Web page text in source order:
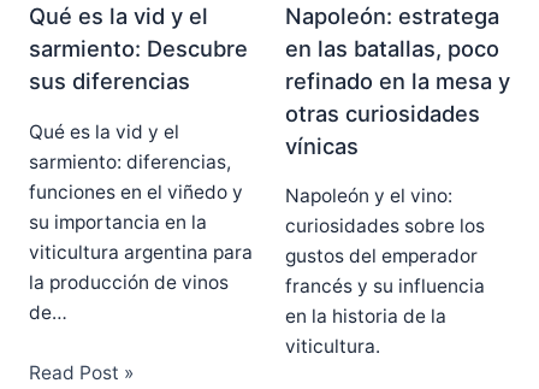
Qué es la vid y el
sarmiento: Descubre
sus diferencias
Qué es la vid y el
sarmiento: diferencias,
funciones en el viñedo y
su importancia en la
viticultura argentina para
la producción de vinos
de…
Read Post »
Napoleón: estratega
en las batallas, poco
refinado en la mesa y
otras curiosidades
vínicas
Napoleón y el vino:
curiosidades sobre los
gustos del emperador
francés y su influencia
en la historia de la
viticultura.